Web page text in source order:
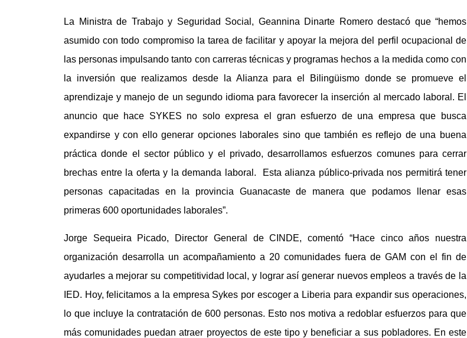
La Ministra de Trabajo y Seguridad Social, Geannina Dinarte Romero destacó que “hemos
asumido con todo compromiso la tarea de facilitar y apoyar la mejora del perfil ocupacional de
las personas impulsando tanto con carreras técnicas y programas hechos a la medida como con
la inversión que realizamos desde la Alianza para el Bilingüismo donde se promueve el
aprendizaje y manejo de un segundo idioma para favorecer la inserción al mercado laboral. El
anuncio que hace SYKES no solo expresa el gran esfuerzo de una empresa que busca
expandirse y con ello generar opciones laborales sino que también es reflejo de una buena
práctica donde el sector público y el privado, desarrollamos esfuerzos comunes para cerrar
brechas entre la oferta y la demanda laboral. Esta alianza público-privada nos permitirá tener
personas capacitadas en la provincia Guanacaste de manera que podamos llenar esas
primeras 600 oportunidades laborales”.
Jorge Sequeira Picado, Director General de CINDE, comentó “Hace cinco años nuestra
organización desarrolla un acompañamiento a 20 comunidades fuera de GAM con el fin de
ayudarles a mejorar su competitividad local, y lograr así generar nuevos empleos a través de la
IED. Hoy, felicitamos a la empresa Sykes por escoger a Liberia para expandir sus operaciones,
lo que incluye la contratación de 600 personas. Esto nos motiva a redoblar esfuerzos para que
más comunidades puedan atraer proyectos de este tipo y beneficiar a sus pobladores. En este